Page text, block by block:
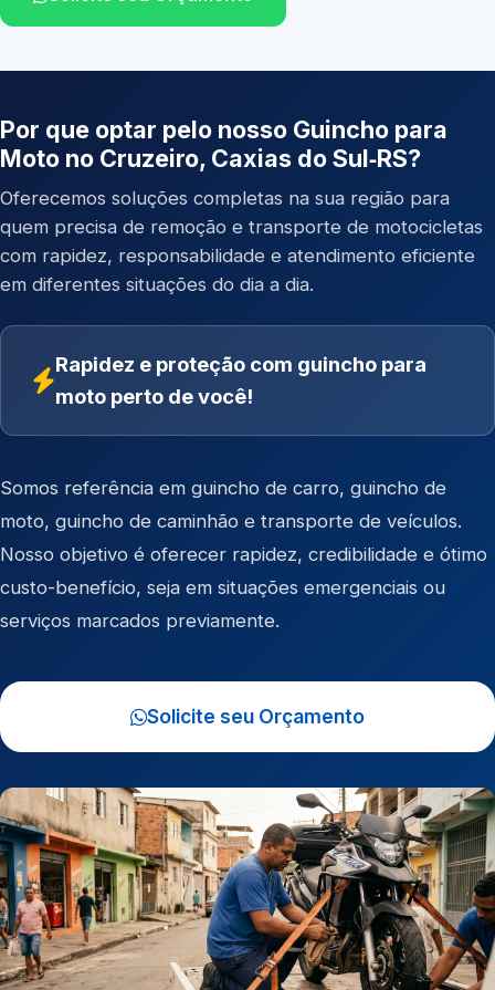
Por que optar pelo nosso Guincho para
Moto no Cruzeiro, Caxias do Sul‑RS?
Oferecemos soluções completas na sua região para
quem precisa de remoção e transporte de motocicletas
com rapidez, responsabilidade e atendimento eficiente
em diferentes situações do dia a dia.
Rapidez e proteção com guincho para
moto perto de você!
Somos referência em guincho de carro, guincho de
moto, guincho de caminhão e transporte de veículos.
Nosso objetivo é oferecer rapidez, credibilidade e ótimo
custo-benefício, seja em situações emergenciais ou
serviços marcados previamente.
Solicite seu Orçamento